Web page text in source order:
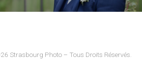
Strasbourg Photo – Tous Droits Réservés.